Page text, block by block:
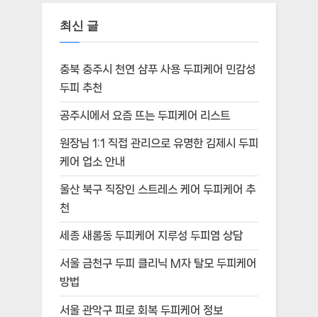
최신 글
충북 충주시 천연 샴푸 사용 두피케어 민감성
두피 추천
공주시에서 요즘 뜨는 두피케어 리스트
원장님 1:1 직접 관리으로 유명한 김제시 두피
케어 업소 안내
울산 북구 직장인 스트레스 케어 두피케어 추
천
세종 새롬동 두피케어 지루성 두피염 상담
서울 금천구 두피 클리닉 M자 탈모 두피케어
방법
서울 관악구 피로 회복 두피케어 정보